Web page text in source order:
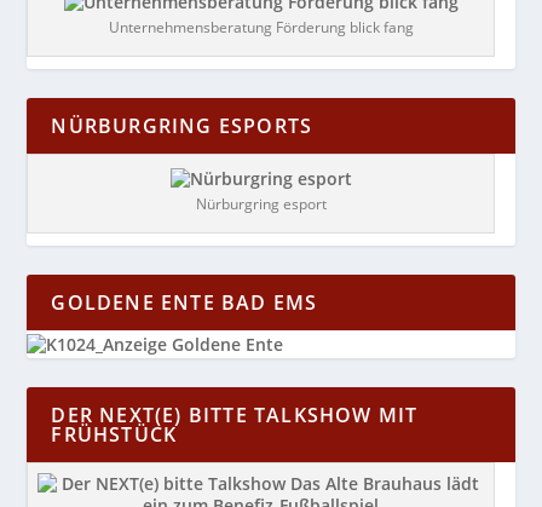
Unternehmensberatung Förderung blick fang
NÜRBURGRING ESPORTS
Nürburgring esport
GOLDENE ENTE BAD EMS
DER NEXT(E) BITTE TALKSHOW MIT
FRÜHSTÜCK